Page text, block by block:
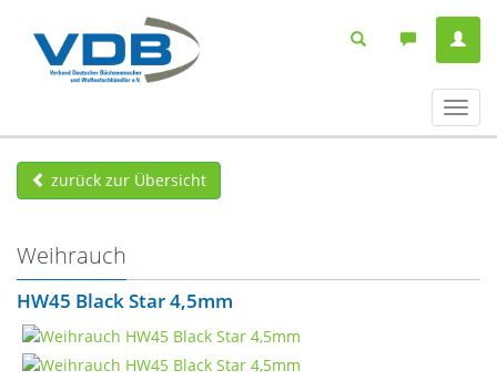
ein-/
zurück zur Übersicht
Weihrauch
HW45 Black Star 4,5mm